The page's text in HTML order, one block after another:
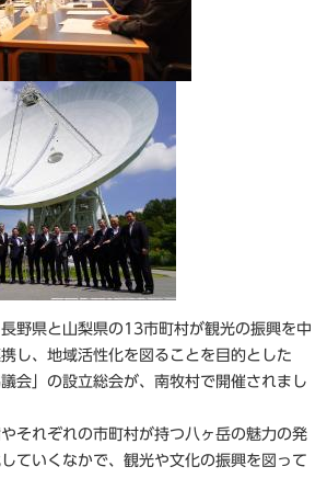
野県と山梨県の13市町村が観光の振興を中
し、地域活性化を図ることを目的とした
議会」の設立総会が、南牧村で開催されまし
それぞれの市町村が持つ八ヶ岳の魅力の発
ていくなかで、観光や文化の振興を図って